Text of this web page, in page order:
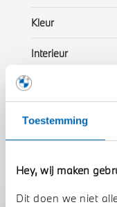
Toestemming
Hey, wij maken
Dit doen we niet
Kleur
Interieur
Btw/Marge
Toon alle